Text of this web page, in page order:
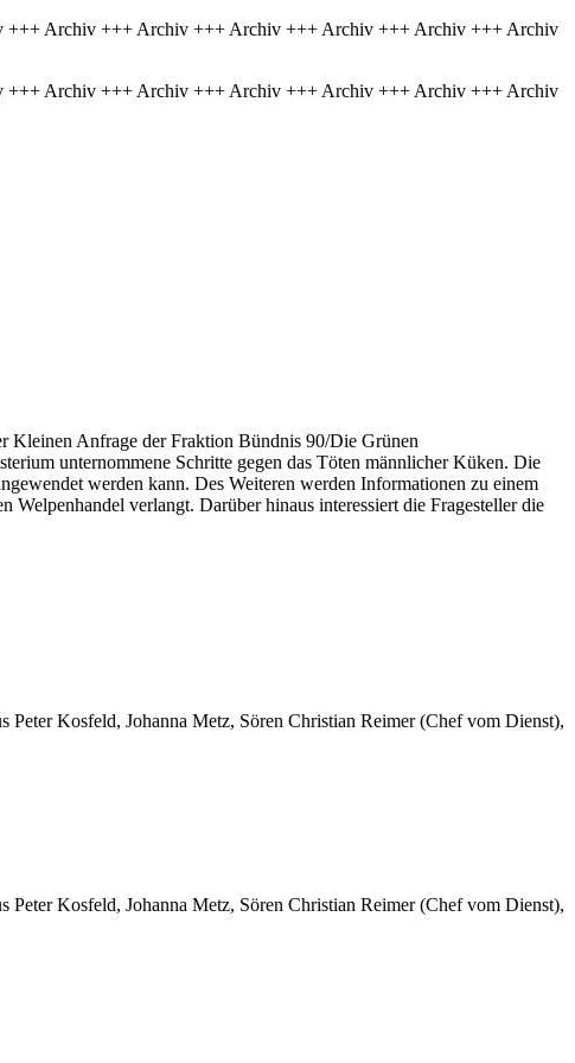
Archiv +++ Archiv +++ Archiv +++ Archiv +++ Archiv +++ Archiv
Archiv +++ Archiv +++ Archiv +++ Archiv +++ Archiv +++ Archiv
Kleinen Anfrage der Fraktion Bündnis 90/Die Grünen
unternommene Schritte gegen das Töten männlicher Küken. Die
werden kann. Des Weiteren werden Informationen zu einem
verlangt. Darüber hinaus interessiert die Fragesteller die
Peter Kosfeld, Johanna Metz, Sören Christian Reimer (Chef vom Dienst),
Peter Kosfeld, Johanna Metz, Sören Christian Reimer (Chef vom Dienst),